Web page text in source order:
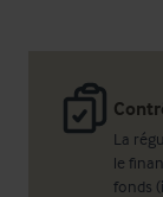
La
le
fonds